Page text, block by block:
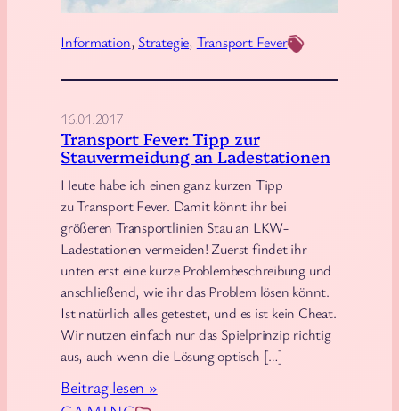
O
p
l
B
l
i
t
z
k
a
u
f
!
Information, Strategie, Transport Fever
o
r
e
v
e
r
:
H
o
v
e
r
c
16.01.2017
Transport Fever: Tipp zur
Stauvermeidung an Ladestationen
Heute habe ich einen ganz kurzen Tipp
zu Transport Fever. Damit könnt ihr bei
größeren Transportlinien Stau an LKW-
Ladestationen vermeiden! Zuerst findet ihr
unten erst eine kurze Problembeschreibung und
anschließend, wie ihr das Problem lösen könnt.
Ist natürlich alles getestet, und es ist kein Cheat.
Wir nutzen einfach nur das Spielprinzip richtig
aus, auch wenn die Lösung optisch […]
Beitrag lesen »: